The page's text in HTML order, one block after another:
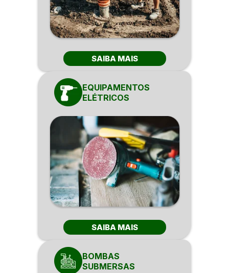
SAIBA MAIS
EQUIPAMENTOS
ELÉTRICOS
SAIBA MAIS
BOMBAS
SUBMERSAS